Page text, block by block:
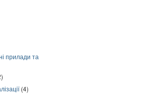
прилади та
(4)